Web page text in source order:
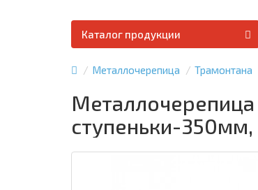
Каталог продукции
Металлочерепица Трамонтана
ступеньки-350мм,